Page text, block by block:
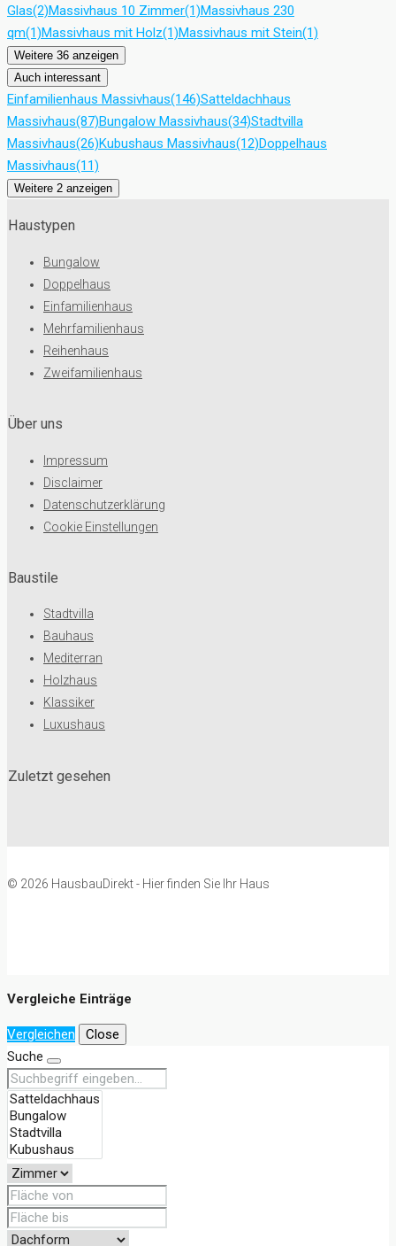
Glas(2)Massivhaus 10 Zimmer(1)Massivhaus 230
qm(1)Massivhaus mit Holz(1)Massivhaus mit Stein(1)
Weitere 36 anzeigen
Auch interessant
Einfamilienhaus Massivhaus(146)Satteldachhaus
Massivhaus(87)Bungalow Massivhaus(34)Stadtvilla
Massivhaus(26)Kubushaus Massivhaus(12)Doppelhaus
Massivhaus(11)
Weitere 2 anzeigen
Haustypen
Bungalow
Doppelhaus
Einfamilienhaus
Mehrfamilienhaus
Reihenhaus
Zweifamilienhaus
Baustile
Stadtvilla
Bauhaus
Mediterran
Holzhaus
Klassiker
Luxushaus
Über uns
Impressum
Disclaimer
Datenschutzerklärung
Cookie Einstellungen
Zuletzt gesehen
© 2026 HausbauDirekt - Hier finden Sie Ihr Haus
Vergleiche Einträge
Vergleichen
Close
Suche